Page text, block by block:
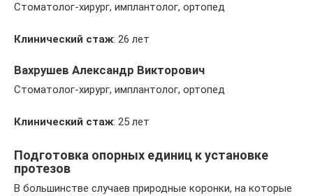
Стоматолог-хирург, имплантолог, ортопед
Клинический стаж: 26 лет
Вахрушев Александр Викторович
Стоматолог-хирург, имплантолог, ортопед
Клинический стаж: 25 лет
Подготовка опорных единиц к установке
протезов
В большинстве случаев природные коронки, на которые